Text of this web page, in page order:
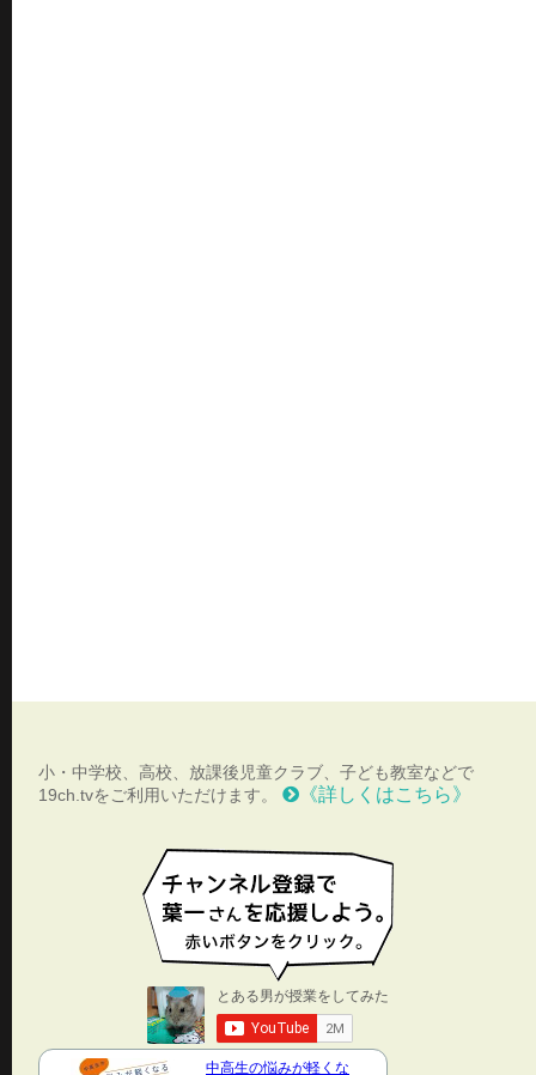
小・中学校、高校、放課後児童クラブ、子ども教室などで
19ch.tvをご利用いただけます。
《詳しくはこちら》
中高生の悩みが軽くな